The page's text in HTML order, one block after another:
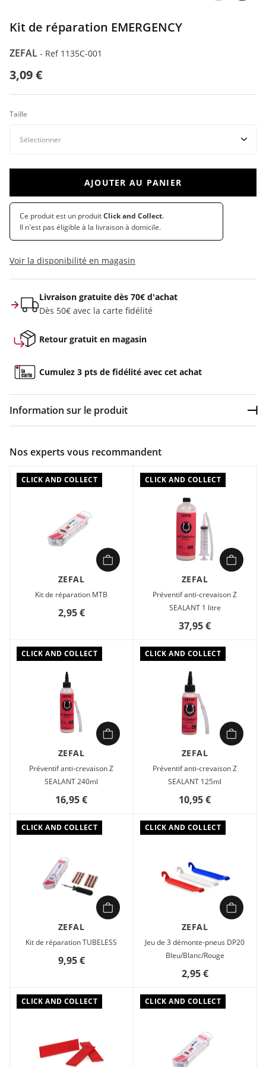
Kit de réparation EMERGENCY
ZEFAL - Ref 1135C-001
3,09 €
Taille
AJOUTER AU PANIER
Ce produit est un produitClick and Collect.
Il n'est pas éligible à la livraison à domicile.
Voir la disponibilité en magasin
Livraison gratuite dès 70€ d'achat
Dès 50€ avec la carte fidélité
Retour gratuit en magasin
Cumulez 3 pts de fidélité avec cet achat
Information sur le produit
acier inoxydable
Contient 6 pièces de réparation autocollantes de ø 25 mm et
1 râpe en acier inoxydable
Facile et rapide à installer
Dimensions de la boîte : 122 x 35 x 23 mm
Kit compact de 6 pièces de réparation autocollantes et d’une
râpe en acier inoxydable. Le collage est simple et immédiat.
Nos experts vous recommandent
CLICK AND COLLECT
ZEFAL
Kit de réparation MTB
2,95 €
CLICK AND COLLECT
ZEFAL
Préventif anti-crevaison Z
SEALANT 1 litre
37,95 €
CLICK AND COLLECT
ZEFAL
Préventif anti-crevaison Z
SEALANT 240ml
16,95 €
CLICK AND COLLECT
ZEFAL
Préventif anti-crevaison Z
SEALANT 125ml
10,95 €
CLICK AND COLLECT
ZEFAL
Kit de réparation TUBELESS
9,95 €
CLICK AND COLLECT
ZEFAL
Jeu de 3 démonte-pneus DP20
Bleu/Blanc/Rouge
2,95 €
CLICK AND COLLECT CLICK AND COLLECT